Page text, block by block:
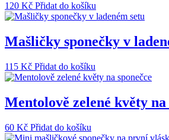
120 Kč Přidat do košíku
Mašličky sponečky v
115 Kč Přidat do košíku
Mentolově zelené květy na
60 Kč Přidat do košíku